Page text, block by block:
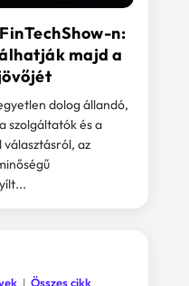
n:
majd a
dolog állandó,
szolgáltatók és a
az
Összes cikk